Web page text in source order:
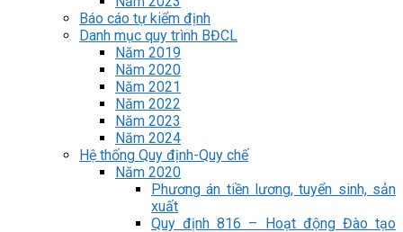
Báo cáo tự kiểm định
Danh mục quy trình BĐCL
Năm 2019
Năm 2020
Năm 2021
Năm 2022
Năm 2023
Năm 2024
Hệ thống Quy định-Quy chế
Năm 2020
Phương án tiền lương, tuyển sinh, sản
xuất
Quy định 816 – Hoạt động Đào tạo